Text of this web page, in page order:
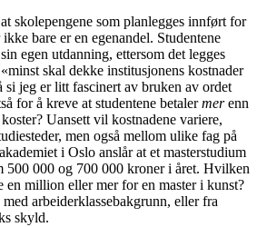
skolepengene som planlegges innført for
bare er en egenandel. Studentene
sin egen utdanning, ettersom det legges
skal dekke institusjonens kostnader
si jeg er litt fascinert av bruken av ordet
for å kreve at studentene betalermerenn
Uansett vil kostnadene variere,
men også mellom ulike fag på
i Oslo anslår at et masterstudium
500 000 og 700 000 kroner i året. Hvilken
en million eller mer for en master i kunst?
arbeiderklassebakgrunn, eller fra
skyld.